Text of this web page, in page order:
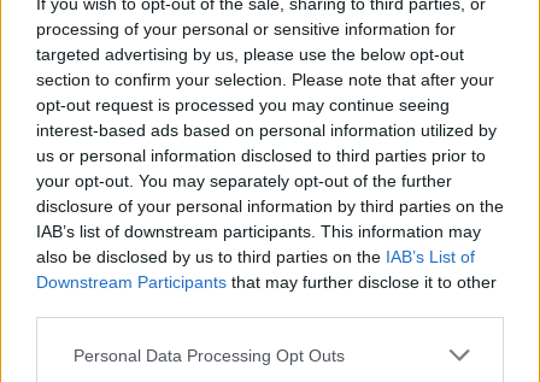
processing of your personal or sensitive information for
targeted advertising by us, please use the below opt-out
section to confirm your selection. Please note that after your
opt-out request is processed you may continue seeing
interest-based ads based on personal information utilized by
us or personal information disclosed to third parties prior to
your opt-out. You may separately opt-out of the further
disclosure of your personal information by third parties on the
IAB’s list of downstream participants. This information may
also be disclosed by us to third parties on the IAB’s List of
Downstream Participants that may further disclose it to other
Please note that this website/app uses one or more Google
Personal Data Processing Opt Outs
l’inaugurazione
Andrea Mura conquista Palau: grande
partecipazione per il suo racconto
Calangianus, allarme sul centro accoglienza
minori, Albieri: “Episodi gravissimi”
Gallura, finti clienti svuotano le suite: furto da
50mila nel resort